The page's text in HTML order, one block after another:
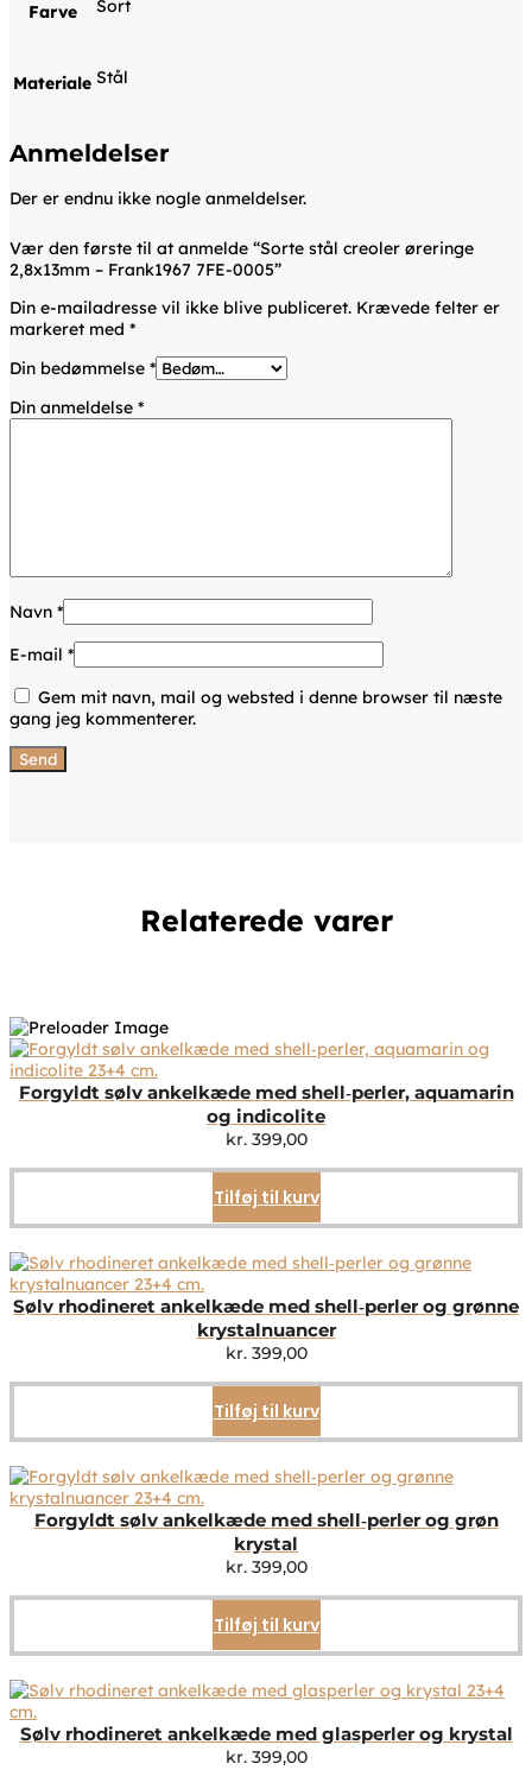
Farve Sort
Materiale Stål
Anmeldelser
Der er endnu ikke nogle anmeldelser.
Vær den første til at anmelde “Sorte stål creoler øreringe
2,8x13mm – Frank1967 7FE-0005”
Din e-mailadresse vil ikke blive publiceret. Krævede felter er
markeret med *
Din bedømmelse *
Din anmeldelse *
Navn *
E-mail *
Gem mit navn, mail og websted i denne browser til næste
gang jeg kommenterer.
Relaterede varer
Forgyldt sølv ankelkæde med shell‑perler, aquamarin
og indicolite
kr.399,00
Tilføj til kurv
Sølv rhodineret ankelkæde med shell‑perler og grønne
krystalnuancer
kr.399,00
Tilføj til kurv
Forgyldt sølv ankelkæde med shell‑perler og grøn
krystal
kr.399,00
Tilføj til kurv
Sølv rhodineret ankelkæde med glasperler og krystal
kr.399,00